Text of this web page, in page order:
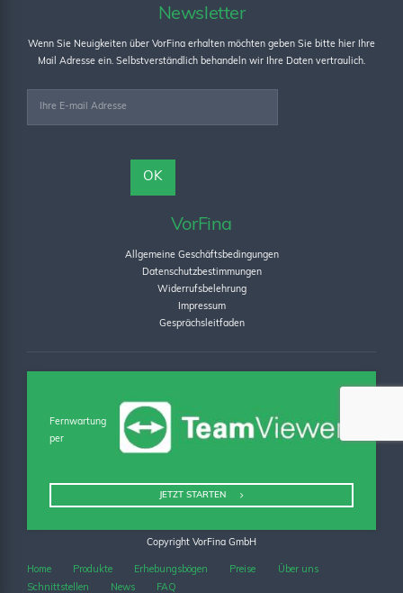
Newsletter
Wenn Sie Neuigkeiten über VorFina erhalten möchten geben Sie bitte hier Ihre
Mail Adresse ein. Selbstverständlich behandeln wir Ihre Daten vertraulich.
VorFina
Allgemeine Geschäftsbedingungen
Datenschutzbestimmungen
Widerrufsbelehrung
Impressum
Gesprächsleitfaden
Fernwartung
per
JETZT STARTEN
Copyright VorFina GmbH
Home Produkte Erhebungsbögen Preise
Über uns
Schnittstellen
News FAQ